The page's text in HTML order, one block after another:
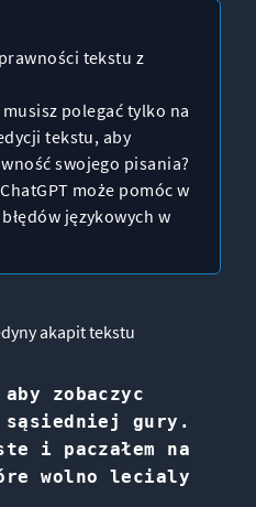
tekstu z
musisz polegać tylko na
tekstu, aby
swojego pisania?
może pomóc w
językowych w
akapit tekstu
aby zobaczyc
sąsiedniej gury.
i paczałem na
wolno lecialy